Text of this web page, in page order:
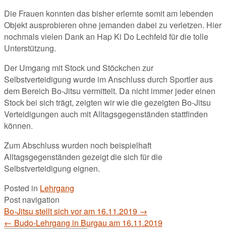
Die Frauen konnten das bisher erlernte somit am lebenden
Objekt ausprobieren ohne jemanden dabei zu verletzen. Hier
nochmals vielen Dank an Hap Ki Do Lechfeld für die tolle
Unterstützung.
Der Umgang mit Stock und Stöckchen zur
Selbstverteidigung wurde im Anschluss durch Sportler aus
dem Bereich Bo-Jitsu vermittelt. Da nicht immer jeder einen
Stock bei sich trägt, zeigten wir wie die gezeigten Bo-Jitsu
Verteidigungen auch mit Alltagsgegenständen stattfinden
können.
Zum Abschluss wurden noch beispielhaft
Alltagsgegenständen gezeigt die sich für die
Selbstverteidigung eignen.
Posted in Lehrgang
Post navigation
Bo-Jitsu stellt sich vor am 16.11.2019 →
← Budo-Lehrgang in Burgau am 16.11.2019